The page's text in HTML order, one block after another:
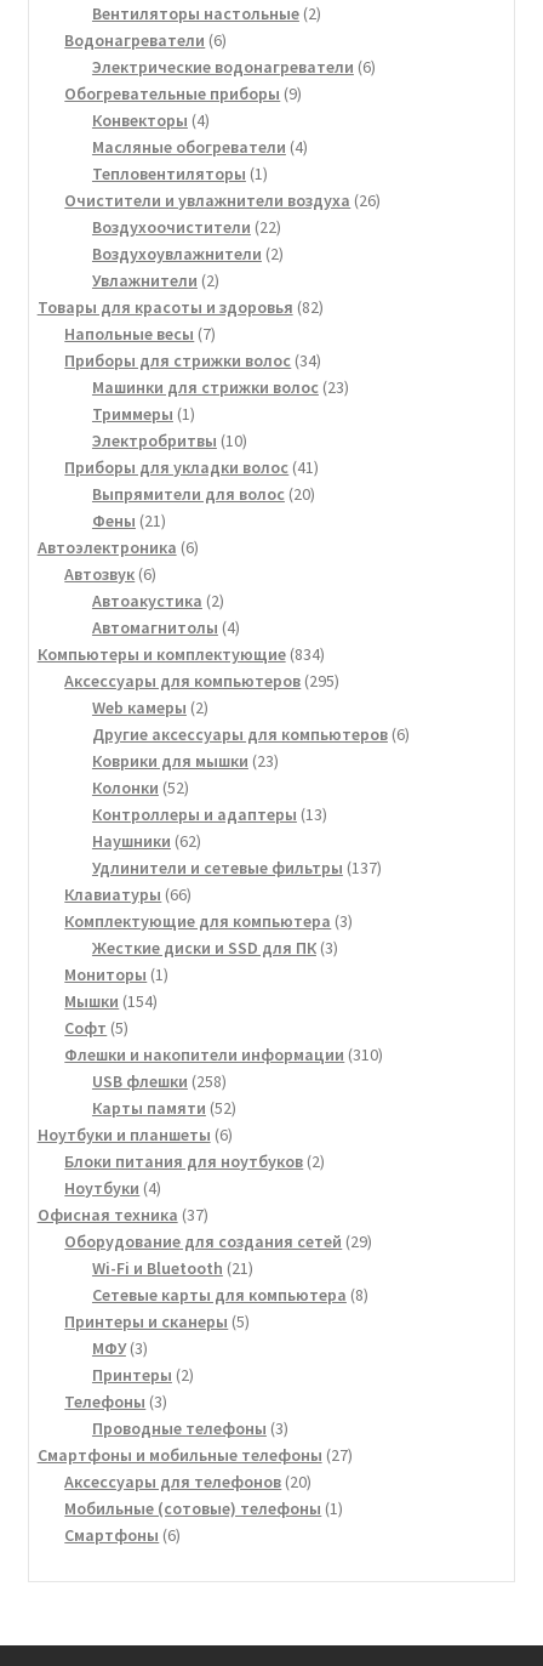
товара
Вентиляторы настольные 22
Водонагреватели 66
товаров
Электрические водонагреватели 66
Обогревательные приборы 99
Конвекторы 44
товара
Масляные обогреватели 44
Тепловентиляторы 11
товар
Очистители и увлажнители воздуха 2626
Воздухоочистители 2222
товара
Воздухоувлажнители 22
Увлажнители 22
товара
Товары для красоты и здоровья 8282
Напольные весы 77
товаров
Приборы для стрижки волос 3434
товара
Машинки для стрижки волос 2323
Триммеры 11
товар
Электробритвы 1010
товаров
Приборы для укладки волос 4141
товар
Выпрямители для волос 2020
Фены 2121
товар
Автоэлектроника 66
Автозвук 66
товаров
Автоакустика 22
товара
Автомагнитолы 44
товара
Компьютеры и комплектующие 834834
товара
Аксессуары для компьютеров 295295
Web камеры 22
товара
Другие аксессуары для компьютеров 66
Коврики для мышки 2323
Колонки 5252
товара
Контроллеры и адаптеры 1313
Наушники 6262
товара
Удлинители и сетевые фильтры 137137
Клавиатуры 6666
товаров
Комплектующие для компьютера 33
Жесткие диски и SSD для ПК 33
Мониторы 11
Мышки 154154
Софт 55
товаров
Флешки и накопители информации 310310
USB флешки 258258
товаров
Карты памяти 5252
товара
Ноутбуки и планшеты 66
товаров
Блоки питания для ноутбуков 22
Ноутбуки 44
товара
Офисная техника 3737
товаров
Оборудование для создания сетей 2929
Wi-Fi и Bluetooth 2121
товар
Сетевые карты для компьютера 88
Принтеры и сканеры 55
МФУ 33
товара
Принтеры 22
Телефоны 33
товара
Проводные телефоны 33
товара
Смартфоны и мобильные телефоны 2727
Аксессуары для телефонов 2020
товаров
Мобильные (сотовые) телефоны 11
Смартфоны 66